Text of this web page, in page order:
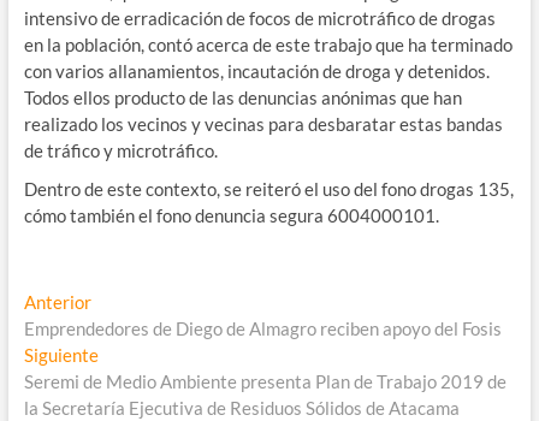
intensivo de erradicación de focos de microtráfico de drogas
en la población, contó acerca de este trabajo que ha terminado
con varios allanamientos, incautación de droga y detenidos.
Todos ellos producto de las denuncias anónimas que han
realizado los vecinos y vecinas para desbaratar estas bandas
de tráfico y microtráfico.
Dentro de este contexto, se reiteró el uso del fono drogas 135,
cómo también el fono denuncia segura 6004000101.
Navegación
de
entradas
AnteriorEntrada
anterior:
Emprendedores de Diego de Almagro reciben apoyo del Fosis
SiguienteEntrada
siguiente:
Seremi de Medio Ambiente presenta Plan de Trabajo 2019 de
la Secretaría Ejecutiva de Residuos Sólidos de Atacama